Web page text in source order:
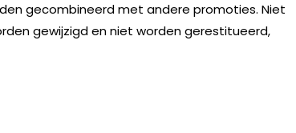
gecombineerd met andere promoties. Niet
gewijzigd en niet worden gerestitueerd,